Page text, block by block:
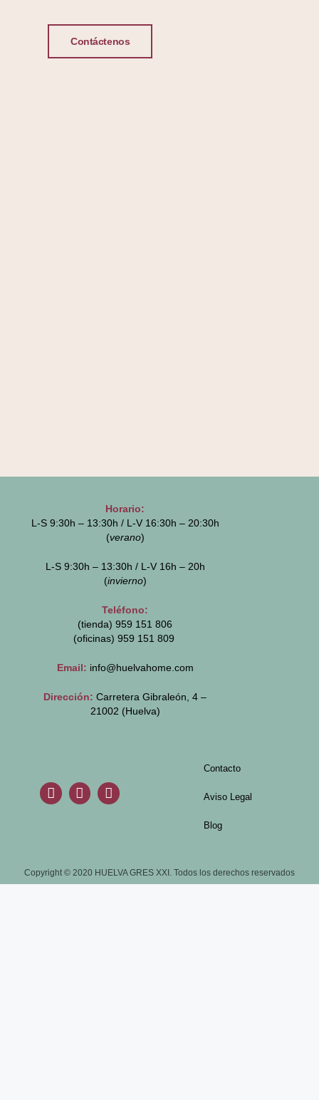
Contáctenos
Horario:
L-S 9:30h – 13:30h / L-V 16:30h – 20:30h
(verano)
L-S 9:30h – 13:30h / L-V 16h – 20h
(invierno)
Teléfono:
(tienda) 959 151 806
(oficinas) 959 151 809
Email: info@huelvahome.com
Dirección: Carretera Gibraleón, 4 –
21002 (Huelva)
Contacto
Aviso Legal
Blog
Copyright © 2020 HUELVA GRES XXI. Todos los derechos reservados